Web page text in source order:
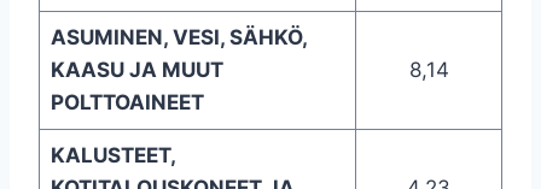
ASUMINEN, VESI, SÄHKÖ,
KAASU JA MUUT
POLTTOAINEET
8,14
KALUSTEET,